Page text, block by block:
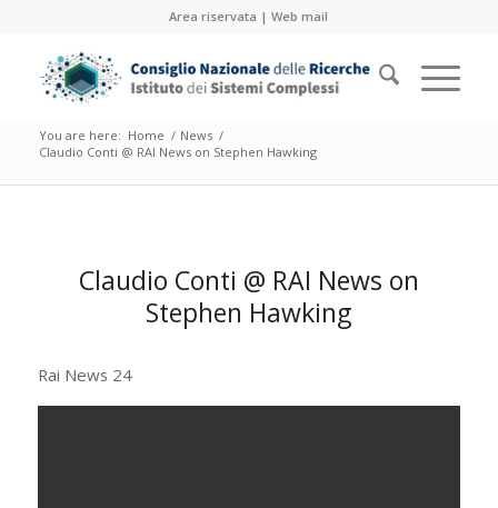
Area riservata |Web mail
You are here: Home / News /
Claudio Conti @ RAI News on Stephen Hawking
Claudio Conti @ RAI News on
Stephen Hawking
Rai News 24